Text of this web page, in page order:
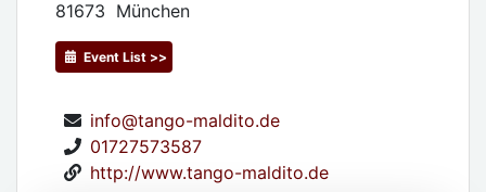
81673 München
Event List >>
info@tango-maldito.de
01727573587
http://www.tango-maldito.de